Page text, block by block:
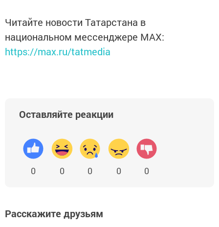
Читайте новости Татарстана в
национальном мессенджере MАХ:
https://max.ru/tatmedia
Оставляйте реакции
0 0 0 0 0
Расскажите друзьям